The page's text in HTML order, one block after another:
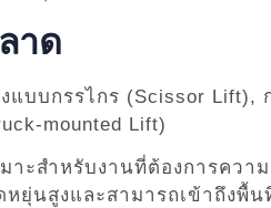
าด
แบบกรรไกร (Scissor
mounted Lift)
าะสำหรับงานที่ต้องการควา
ยุ่นสูงและสามารถเข้าถึงพื้น